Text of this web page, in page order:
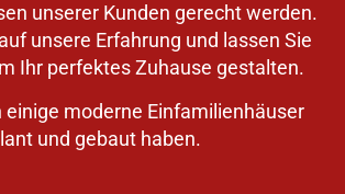
unserer Kunden gerecht werden.
unsere Erfahrung und lassen Sie
Ihr perfektes Zuhause gestalten.
einige moderne Einfamilienhäuser
und gebaut haben.